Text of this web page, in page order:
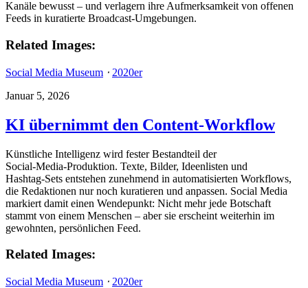
Kanäle bewusst – und verlagern ihre Aufmerksamkeit von offenen
Feeds in kuratierte Broadcast‑Umgebungen.
Related Images:
Social Media Museum ⋅ 2020er
Januar 5, 2026
KI übernimmt den Content-Workflow
Künstliche Intelligenz wird fester Bestandteil der
Social‑Media‑Produktion. Texte, Bilder, Ideenlisten und
Hashtag‑Sets entstehen zunehmend in automatisierten Workflows,
die Redaktionen nur noch kuratieren und anpassen. Social Media
markiert damit einen Wendepunkt: Nicht mehr jede Botschaft
stammt von einem Menschen – aber sie erscheint weiterhin im
gewohnten, persönlichen Feed.
Related Images:
Social Media Museum ⋅ 2020er